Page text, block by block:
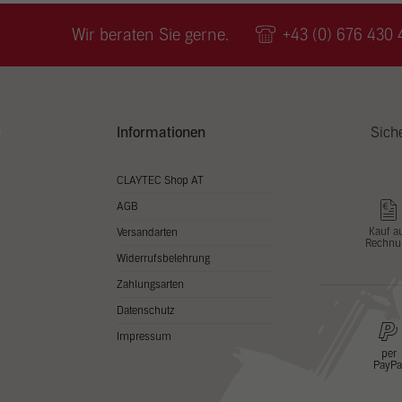
Wir beraten Sie gerne. +43 (0) 676 430
Informationen
CLAYTEC Shop AT
AGB
Versandarten
Widerrufsbelehrung
Zahlungsarten
Datenschutz
Impressum
Kauf
per
PayPal
zu